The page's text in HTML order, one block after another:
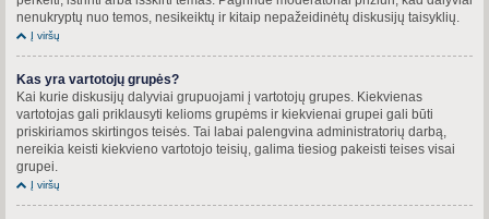
nenukryptų nuo temos, nesikeiktų ir kitaip nepažeidinėtų diskusijų taisyklių.
Į viršų
Kas yra vartotojų grupės?
Kai kurie diskusijų dalyviai grupuojami į vartotojų grupes. Kiekvienas
vartotojas gali priklausyti kelioms grupėms ir kiekvienai grupei gali būti
priskiriamos skirtingos teisės. Tai labai palengvina administratorių darbą,
nereikia keisti kiekvieno vartotojo teisių, galima tiesiog pakeisti teises visai
grupei.
Į viršų